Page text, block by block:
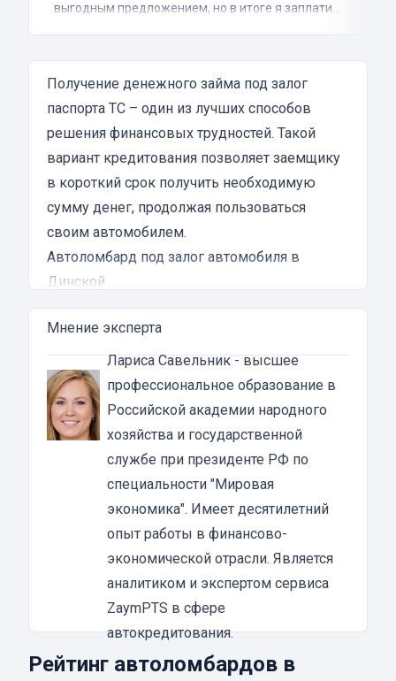
выгодным предложением, но в итоге я заплатил
затянутым и занял много времени и усилий.
Никакого профессионализма и
Разочарование и раздражение - это все, что я
испытал в результате этого кредита...
Получение денежного займа под залог
паспорта ТС – один из лучших способов
решения финансовых трудностей. Такой
вариант кредитования позволяет заемщику
в короткий срок получить необходимую
сумму денег, продолжая пользоваться
своим автомобилем.
Автоломбард под залог автомобиля в
Динской
Автоломбард представляет собой кредитное
учреждение, которое выдает денежные
ссуды под залог паспорта ТС или самого
автомобиля. В роли актива в таком
ломбарде выступает автомашина. Сумма
автозайма зависит от марки, модели и
возраста автотранспорта. В каждом случае
она устанавливается индивидуально после
осмотра машины оценщиком и зависит от
вида кредита:
под залог ПТС {{ toponym_name }}– от 70 до
80% от рыночной стоимости машины;
под залог автомобиля– до 90% от стоимости
транспортного средства.
Если вы решили воспользоваться услугой
Мнение эксперта
Лариса Савельник- высшее
профессиональное образование в
Российской академии народного
хозяйства и государственной
службе при президенте РФ по
специальности "Мировая
экономика". Имеет десятилетний
опыт работы в финансово-
экономической отрасли. Является
аналитиком и экспертом сервиса
ZaymPTS в сфере
автокредитования.
Рейтинг автоломбардов в